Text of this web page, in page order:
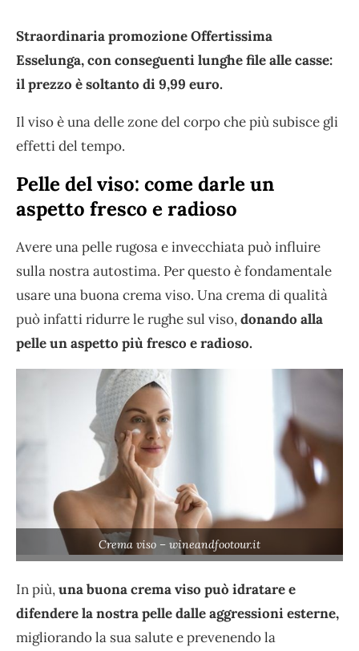
Straordinaria promozione Offertissima
Esselunga, con conseguenti lunghe file alle casse:
il prezzo è soltanto di 9,99 euro.
Il viso è una delle zone del corpo che più subisce gli
effetti del tempo.
Pelle del viso: come darle un
aspetto fresco e radioso
Avere una pelle rugosa e invecchiata può influire
sulla nostra autostima. Per questo è fondamentale
usare una buona crema viso. Una crema di qualità
può infatti ridurre le rughe sul viso,donando alla
pelle un aspetto più fresco e radioso.
Crema viso – wineandfootour.it
In più,una buona crema viso può idratare e
difendere la nostra pelle dalle aggressioni esterne,
migliorando la sua salute e prevenendo la